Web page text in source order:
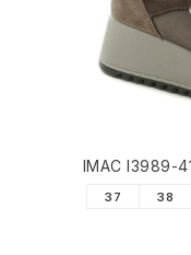
IMAC I3989-
37 38